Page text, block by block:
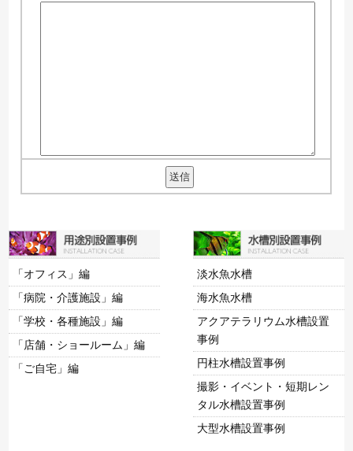
「オフィス」編
「病院・介護施設」編
「学校・各種施設」編
「店舗・ショールーム」編
「ご自宅」編
淡水魚水槽
海水魚水槽
アクアテラリウム水槽設置
事例
円柱水槽設置事例
撮影・イベント・短期レン
タル水槽設置事例
大型水槽設置事例